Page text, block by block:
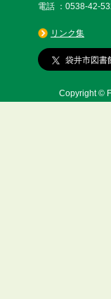
電話 ：0538-42-
リンク集
袋井市図書
Copyright ©